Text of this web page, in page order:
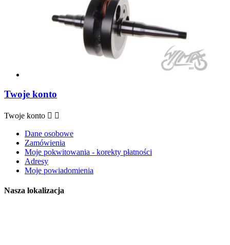
Twoje konto
Twoje konto  
Dane osobowe
Zamówienia
Moje pokwitowania - korekty płatności
Adresy
Moje powiadomienia
Nasza lokalizacja